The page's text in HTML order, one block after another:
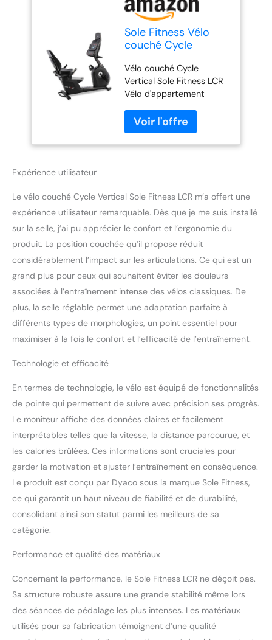
Sole Fitness Vélo
couché Cycle
d'appartement -
Indoor Bike -
Excellentes
Conditions de
Garantie
Vélo couché Cycle
Vertical Sole Fitness LCR
Vélo d'appartement
Conditions de
STATIONARY_BICYCLE
Sole Fitness
Expérience utilisateur
Le vélo couché Cycle Vertical Sole Fitness LCR m’a offert une
expérience utilisateur remarquable. Dès que je me suis installé
sur la selle, j’ai pu apprécier le confort et l’ergonomie du
produit. La position couchée qu’il propose réduit
considérablement l’impact sur les articulations. Ce qui est un
grand plus pour ceux qui souhaitent éviter les douleurs
associées à l’entraînement intense des vélos classiques. De
plus, la selle réglable permet une adaptation parfaite à
différents types de morphologies, un point essentiel pour
maximiser à la fois le confort et l’efficacité de l’entraînement.
Technologie et efficacité
En termes de technologie, le vélo est équipé de fonctionnalités
de pointe qui permettent de suivre avec précision ses progrès.
Le moniteur affiche des données claires et facilement
interprétables telles que la vitesse, la distance parcourue, et
les calories brûlées. Ces informations sont cruciales pour
garder la motivation et ajuster l’entraînement en conséquence.
Le produit est conçu par Dyaco sous la marque Sole Fitness,
ce qui garantit un haut niveau de fiabilité et de durabilité,
consolidant ainsi son statut parmi les meilleurs de sa
catégorie.
Performance et qualité des matériaux
Concernant la performance, le Sole Fitness LCR ne déçoit pas.
Sa structure robuste assure une grande stabilité même lors
des séances de pédalage les plus intenses. Les matériaux
utilisés pour sa fabrication témoignent d’une qualité